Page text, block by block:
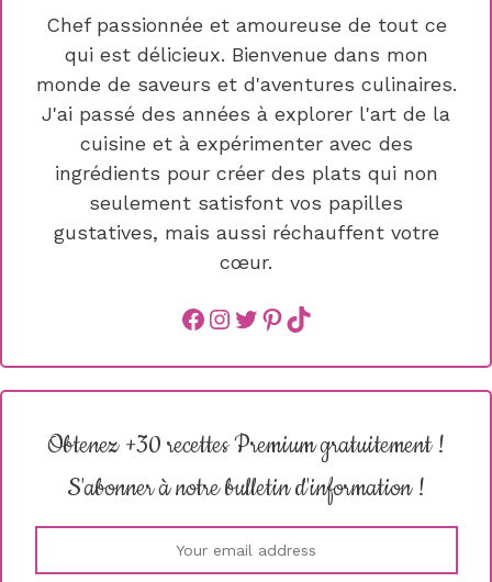
Chef passionnée et amoureuse de tout ce
qui est délicieux. Bienvenue dans mon
monde de saveurs et d'aventures culinaires.
J'ai passé des années à explorer l'art de la
cuisine et à expérimenter avec des
ingrédients pour créer des plats qui non
seulement satisfont vos papilles
gustatives, mais aussi réchauffent votre
cœur.
Facebook
instagram
Twitter
Pinterest
TikTok
Obtenez +30 recettes Premium gratuitement !
S'abonner à notre bulletin d'information !